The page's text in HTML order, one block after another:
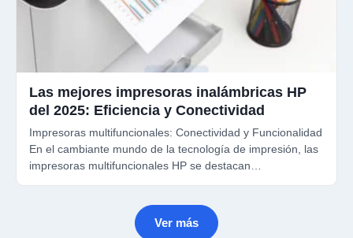
Las mejores impresoras inalámbricas HP
del 2025: Eficiencia y Conectividad
Impresoras multifuncionales: Conectividad y Funcionalidad
En el cambiante mundo de la tecnología de impresión, las
impresoras multifuncionales HP se destacan…
Ver más